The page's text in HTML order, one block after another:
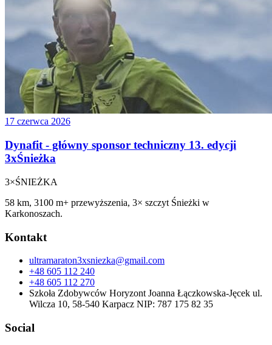
17 czerwca 2026
Dynafit - główny sponsor techniczny 13. edycji
3xŚnieżka
3×ŚNIEŻKA
58 km, 3100 m+ przewyższenia, 3× szczyt Śnieżki w
Karkonoszach.
Kontakt
ultramaraton3xsniezka@gmail.com
+48 605 112 240
+48 605 112 270
Szkoła Zdobywców Horyzont Joanna Łączkowska-Jęcek ul.
Wilcza 10, 58-540 Karpacz NIP: 787 175 82 35
Social